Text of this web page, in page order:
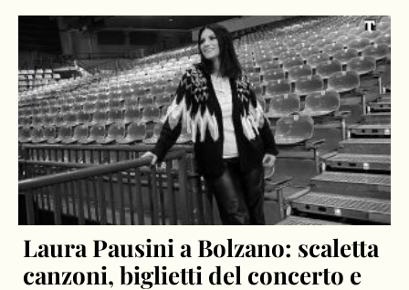
Laura Pausini a Bolzano: scaletta
canzoni, biglietti del concerto e